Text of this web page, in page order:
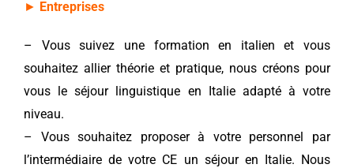
► Entreprises
– Vous suivez une formation en italien et vous
souhaitez allier théorie et pratique, nous créons pour
vous le séjour linguistique en Italie adapté à votre
niveau.
– Vous souhaitez proposer à votre personnel par
l’intermédiaire de votre CE un séjour en Italie. Nous